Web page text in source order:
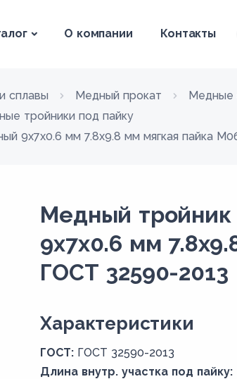
О компании Контакты
сплавы Медный прокат Медные
тройники под пайку
9х7х0.6 мм 7.8х9.8 мм мягкая пайка
Медный тройник
9х7х0.6 мм
ГОСТ 32590-2013
Xарактеристики
ГОСТ: ГОСТ 32590-2013
Длина внутр. участка под пайку: